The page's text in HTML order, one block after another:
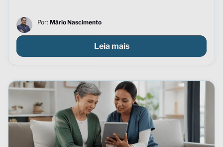
Por: Mário Nascimento
Leia mais